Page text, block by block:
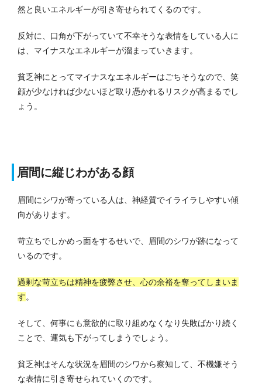
然と良いエネルギーが引き寄せられてくるのです。
反対に、口角が下がっていて不幸そうな表情をしている人に
は、マイナスなエネルギーが溜まっていきます。
貧乏神にとってマイナスなエネルギーはごちそうなので、笑
顔が少なければ少ないほど取り憑かれるリスクが高まるでし
ょう。
眉間に縦じわがある顔
眉間にシワが寄っている人は、神経質でイライラしやすい傾
向があります。
苛立ちでしかめっ面をするせいで、眉間のシワが跡になって
いるのです。
過剰な苛立ちは精神を疲弊させ、心の余裕を奪ってしまいま
す。
そして、何事にも意欲的に取り組めなくなり失敗ばかり続く
ことで、運気も下がってしまうでしょう。
貧乏神はそんな状況を眉間のシワから察知して、不機嫌そう
な表情に引き寄せられていくのです。